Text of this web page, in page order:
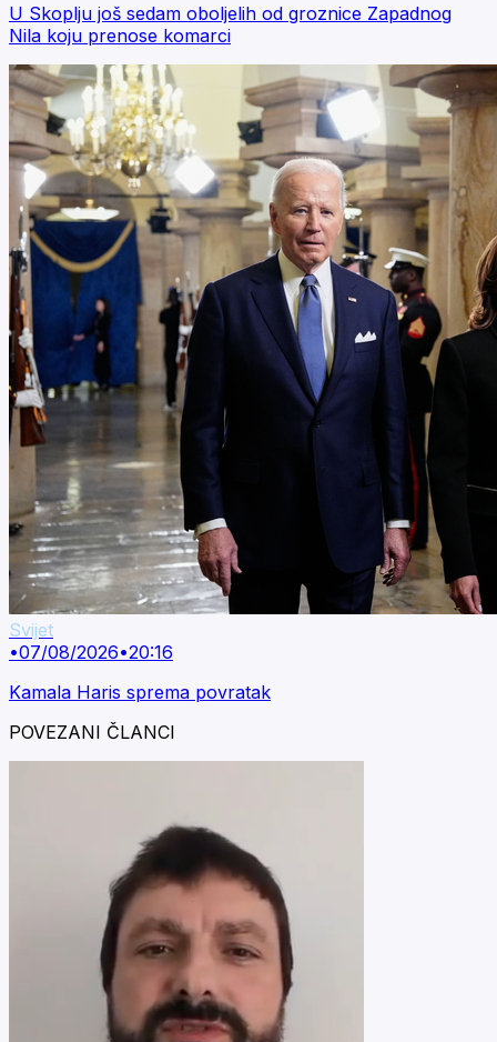
U Skoplju još sedam oboljelih od groznice Zapadnog
Nila koju prenose komarci
Svijet
•07/08/2026•20:16
Kamala Haris sprema povratak
POVEZANI ČLANCI